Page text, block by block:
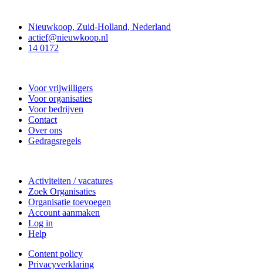
Nieuwkoop, Zuid-Holland, Nederland
actief@nieuwkoop.nl
14 0172
Voor vrijwilligers
Voor organisaties
Voor bedrijven
Contact
Over ons
Gedragsregels
Activiteiten / vacatures
Zoek Organisaties
Organisatie toevoegen
Account aanmaken
Log in
Help
Content policy
Privacyverklaring